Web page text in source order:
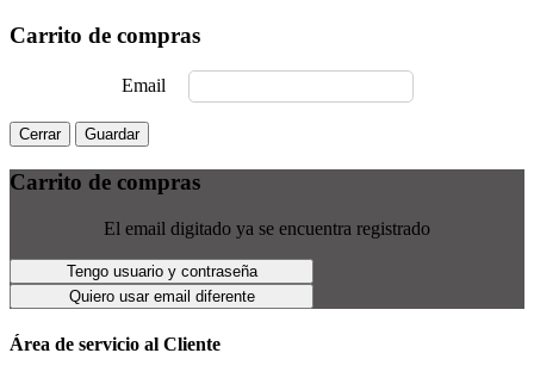
Carrito de compras
Email
Cerrar Guardar
Carrito de compras
El email digitado ya se encuentra registrado
Tengo usuario y contraseña
Quiero usar email diferente
Área de servicio al Cliente